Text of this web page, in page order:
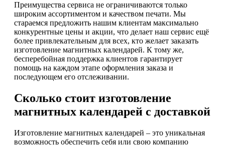
Преимущества сервиса не ограничиваются только
широким ассортиментом и качеством печати. Мы
стараемся предложить нашим клиентам максимально
конкурентные цены и акции, что делает наш сервис ещё
более привлекательным для всех, кто желает заказать
изготовление магнитных календарей. К тому же,
бесперебойная поддержка клиентов гарантирует
помощь на каждом этапе оформления заказа и
последующем его отслеживании.
Сколько стоит изготовление
магнитных календарей с доставкой
Изготовление магнитных календарей – это уникальная
возможность обеспечить себя или свою компанию